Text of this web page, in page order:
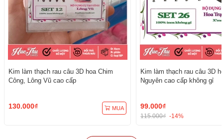
Kim làm thạch rau câu 3D hoa Chim
Công, Lông Vũ cao cấp
130.000₫ MUA
Kim làm thạch rau câu 3D
Nguyên cao cấp không gỉ
99.000₫
115.000₫ -14%